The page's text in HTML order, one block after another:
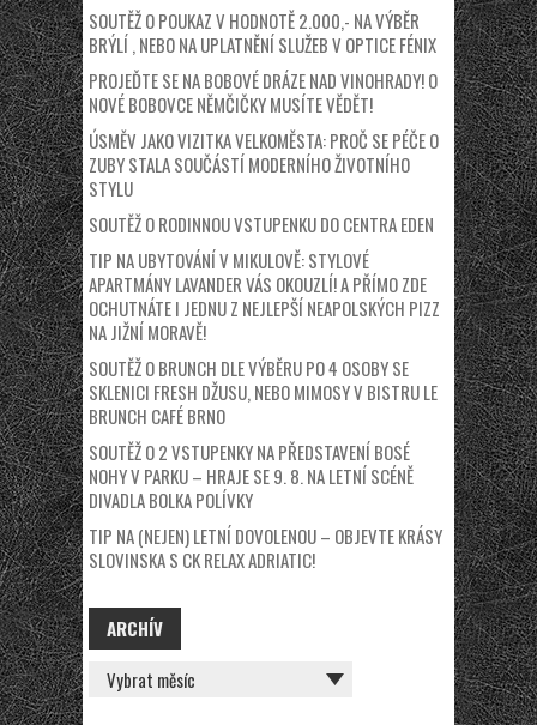
SOUTĚŽ O POUKAZ V HODNOTĚ 2.000,- NA VÝBĚR
BRÝLÍ , NEBO NA UPLATNĚNÍ SLUŽEB V OPTICE FÉNIX
PROJEĎTE SE NA BOBOVÉ DRÁZE NAD VINOHRADY! O
NOVÉ BOBOVCE NĚMČIČKY MUSÍTE VĚDĚT!
ÚSMĚV JAKO VIZITKA VELKOMĚSTA: PROČ SE PÉČE O
ZUBY STALA SOUČÁSTÍ MODERNÍHO ŽIVOTNÍHO
STYLU
SOUTĚŽ O RODINNOU VSTUPENKU DO CENTRA EDEN
TIP NA UBYTOVÁNÍ V MIKULOVĚ: STYLOVÉ
APARTMÁNY LAVANDER VÁS OKOUZLÍ! A PŘÍMO ZDE
OCHUTNÁTE I JEDNU Z NEJLEPŠÍ NEAPOLSKÝCH PIZZ
NA JIŽNÍ MORAVĚ!
SOUTĚŽ O BRUNCH DLE VÝBĚRU PO 4 OSOBY SE
SKLENICI FRESH DŽUSU, NEBO MIMOSY V BISTRU LE
BRUNCH CAFÉ BRNO
SOUTĚŽ O 2 VSTUPENKY NA PŘEDSTAVENÍ BOSÉ
NOHY V PARKU – HRAJE SE 9. 8. NA LETNÍ SCÉNĚ
DIVADLA BOLKA POLÍVKY
TIP NA (NEJEN) LETNÍ DOVOLENOU – OBJEVTE KRÁSY
SLOVINSKA S CK RELAX ADRIATIC!
ARCHÍV
ARCHÍV